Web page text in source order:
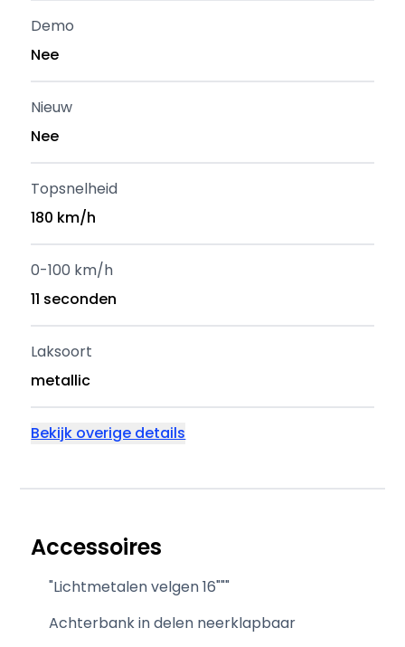
Demo
Nee
Nieuw
Nee
Topsnelheid
180 km/h
0-100 km/h
11 seconden
Laksoort
metallic
Bekijk overige details
Accessoires
"Lichtmetalen velgen 16"""
Achterbank in delen neerklapbaar